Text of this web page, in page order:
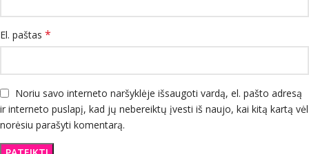
El. paštas *
Noriu savo interneto naršyklėje išsaugoti vardą, el. pašto adresą
ir interneto puslapį, kad jų nebereiktų įvesti iš naujo, kai kitą kartą vėl
norėsiu parašyti komentarą.